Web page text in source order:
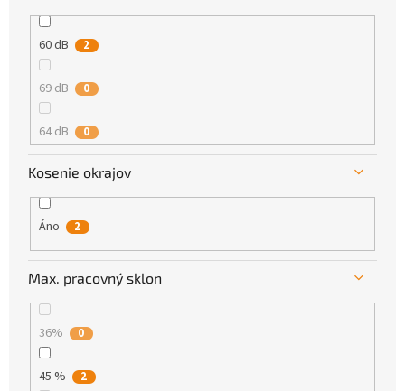
60 dB 2
69 dB 0
64 dB 0
Kosenie okrajov
Áno 2
Max. pracovný sklon
36% 0
45 % 2